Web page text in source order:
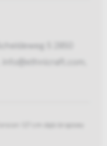
5 2850
127 cm dąb brązowy